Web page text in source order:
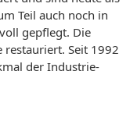
Teil auch noch in
gepflegt. Die
Seit 1992
der Industrie-